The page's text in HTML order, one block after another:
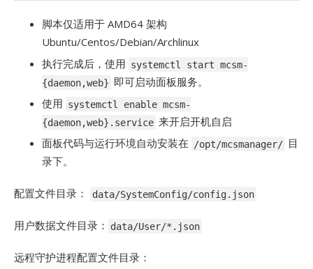
脚本仅适用于 AMD64 架构
Ubuntu/Centos/Debian/Archlinux
执行完成后，使用 systemctl start mcsm-
{daemon,web} 即可启动面板服务。
使用 systemctl enable mcsm-
{daemon,web}.service 来开启开机自启
面板代码与运行环境自动安装在
/opt/mcsmanager/ 目
录下。
配置文件目录： data/SystemConfig/config.json
用户数据文件目录： data/User/*.json
远程守护进程配置文件目录：